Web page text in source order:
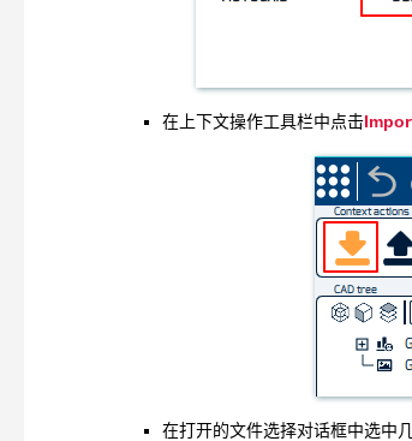
在上下文操作工具栏中点击
在打开的文件选择对话框中选中